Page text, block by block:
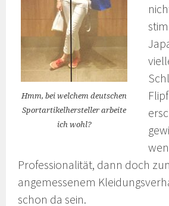
Hmm, bei welchem deutschen
Sportartikelhersteller arbeite
ich wohl?
Professionalität, dann doch
angemessenem
schon da sein.